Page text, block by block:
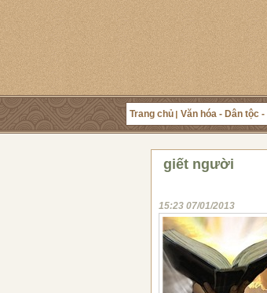
Trang chủ Văn hóa - Dân tộc
giết người
15:23 07/01/2013